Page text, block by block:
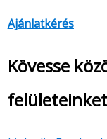
Ajánlatkérés
Kövesse